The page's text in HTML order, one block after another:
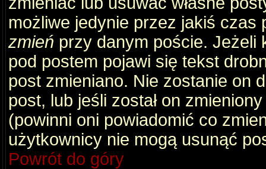
możliwe jedynie przez jakiś
zmień przy danym poście. Jeżeli
pod postem pojawi się tekst
post zmieniano. Nie zostanie on
post, lub jeśli został on
(powinni oni powiadomić co
użytkownicy nie mogą usunąć
Powrót do góry